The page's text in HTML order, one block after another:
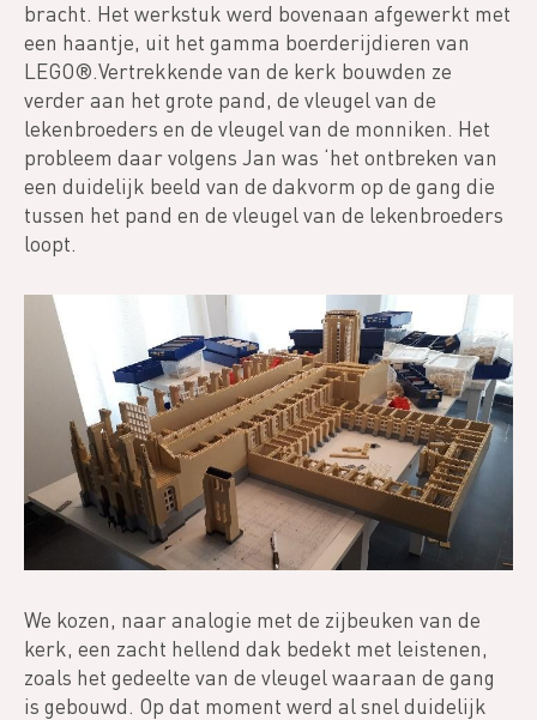
bracht. Het werkstuk werd bovenaan afgewerkt met
een haantje, uit het gamma boerderijdieren van
LEGO®.Vertrekkende van de kerk bouwden ze
verder aan het grote pand, de vleugel van de
lekenbroeders en de vleugel van de monniken. Het
probleem daar volgens Jan was ‘het ontbreken van
een duidelijk beeld van de dakvorm op de gang die
tussen het pand en de vleugel van de lekenbroeders
loopt.
We kozen, naar analogie met de zijbeuken van de
kerk, een zacht hellend dak bedekt met leistenen,
zoals het gedeelte van de vleugel waaraan de gang
is gebouwd. Op dat moment werd al snel duidelijk